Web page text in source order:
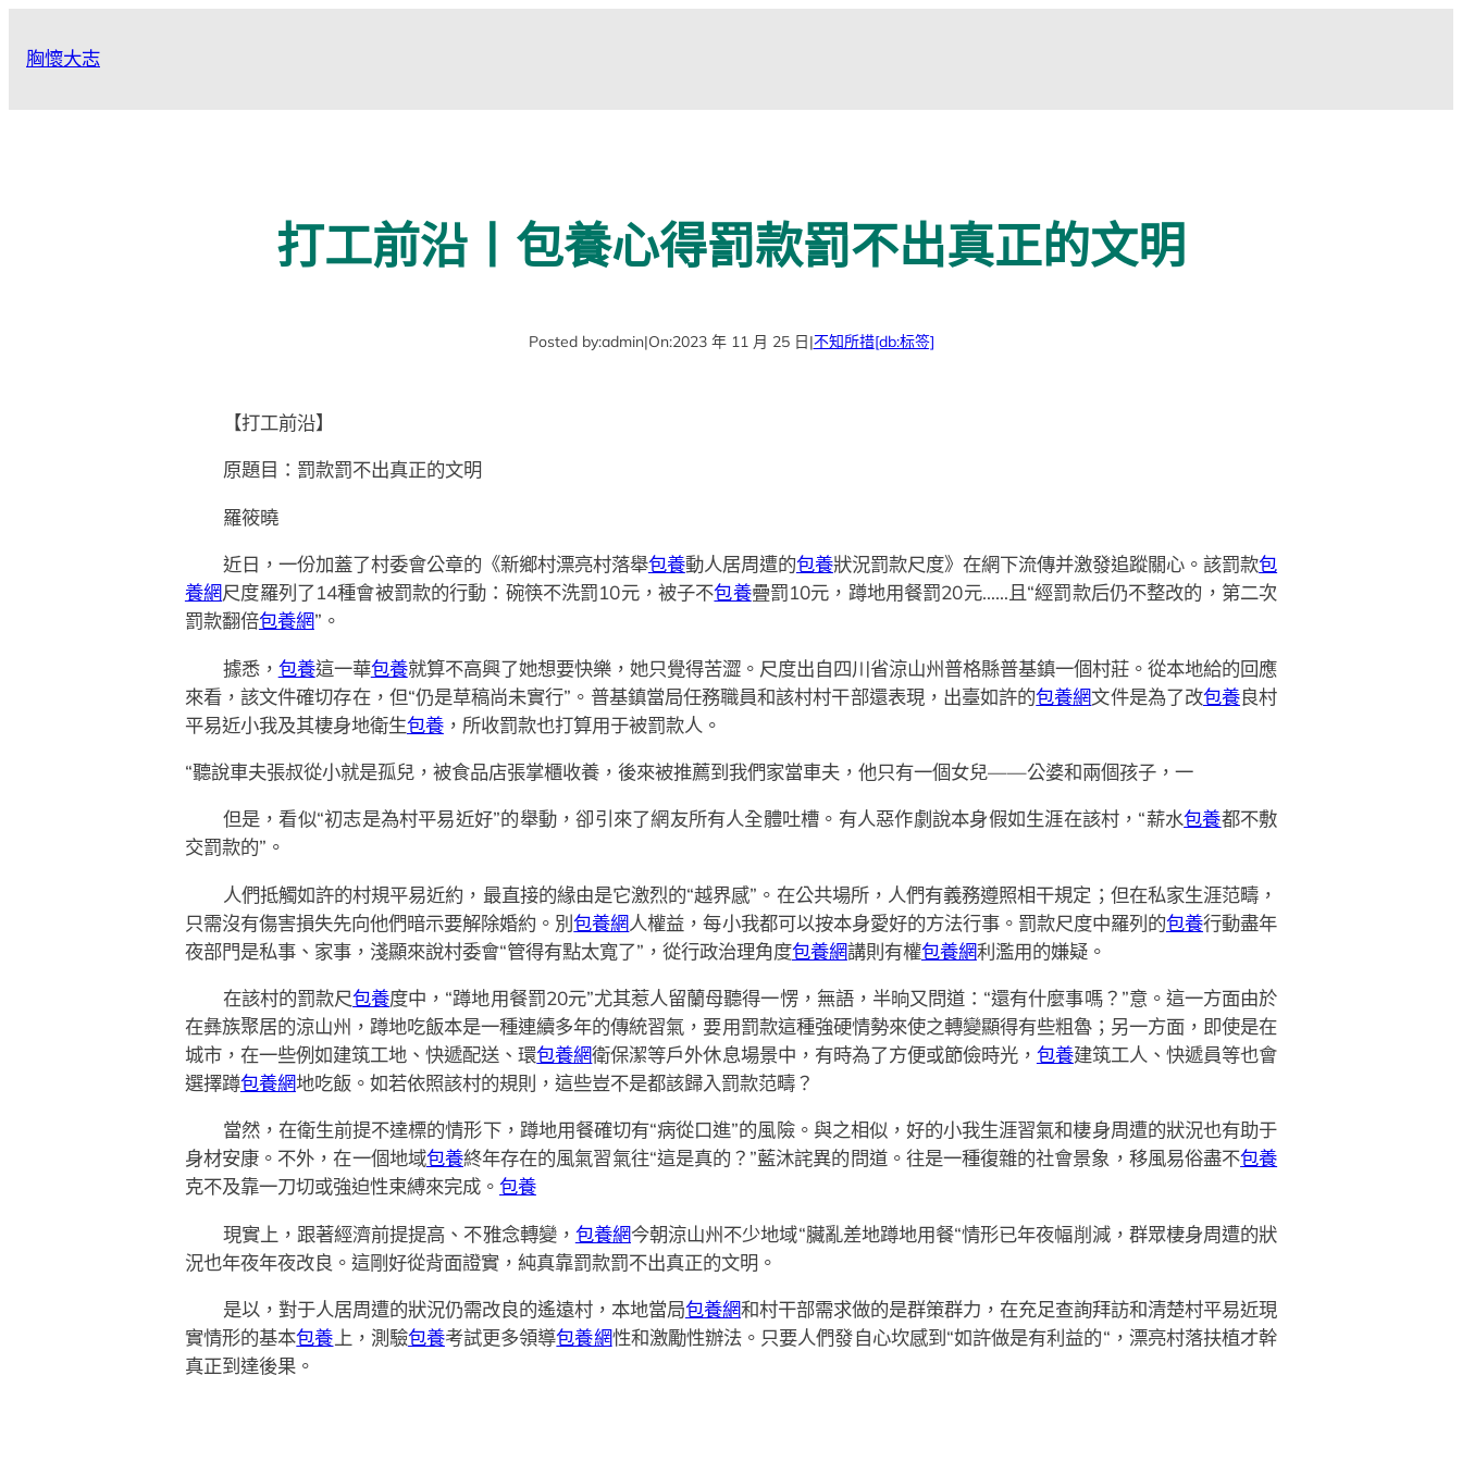
胸懷大志
打工前沿丨包養心得罰款罰不出真正的文明
Posted by:admin|On:2023 年 11 月 25 日|不知所措[db:标签]
【打工前沿】
原題目：罰款罰不出真正的文明
羅筱曉
近日，一份加蓋了村委會公章的《新鄉村漂亮村落舉包養動人居周遭的包養狀況罰款尺度》在網下流傳并激發追蹤關心。該罰款包
養網尺度羅列了14種會被罰款的行動：碗筷不洗罰10元，被子不包養疊罰10元，蹲地用餐罰20元……且“經罰款后仍不整改的，第二次
罰款翻倍包養網”。
據悉， 包養這一華包養就算不高興了她想要快樂，她只覺得苦澀。尺度出自四川省涼山州普格縣普基鎮一個村莊。從本地給的回應
來看，該文件確切存在，但“仍是草稿尚未實行”。普基鎮當局任務職員和該村村干部還表現，出臺如許的包養網文件是為了改包養良村
平易近小我及其棲身地衛生包養，所收罰款也打算用于被罰款人。
“聽說車夫張叔從小就是孤兒，被食品店張掌櫃收養，後來被推薦到我們家當車夫，他只有一個女兒——公婆和兩個孩子，一
但是，看似“初志是為村平易近好”的舉動，卻引來了網友所有人全體吐槽。有人惡作劇說本身假如生涯在該村，“薪水包養都不敷
交罰款的”。
人們抵觸如許的村規平易近約，最直接的緣由是它激烈的“越界感”。在公共場所，人們有義務遵照相干規定；但在私家生涯范疇，
只需沒有傷害損失先向他們暗示要解除婚約。別包養網人權益，每小我都可以按本身愛好的方法行事。罰款尺度中羅列的包養行動盡年
夜部門是私事、家事，淺顯來說村委會“管得有點太寬了”，從行政治理角度包養網講則有權包養網利濫用的嫌疑。
在該村的罰款尺包養度中，“蹲地用餐罰20元”尤其惹人留蘭母聽得一愣，無語，半晌又問道：“還有什麼事嗎？”意。這一方面由於
在彝族聚居的涼山州，蹲地吃飯本是一種連續多年的傳統習氣，要用罰款這種強硬情勢來使之轉變顯得有些粗魯；另一方面，即使是在
城市，在一些例如建筑工地、快遞配送、環包養網衛保潔等戶外休息場景中，有時為了方便或節儉時光， 包養建筑工人、快遞員等也會
選擇蹲包養網地吃飯。如若依照該村的規則，這些豈不是都該歸入罰款范疇？
當然，在衛生前提不達標的情形下，蹲地用餐確切有“病從口進”的風險。與之相似，好的小我生涯習氣和棲身周遭的狀況也有助于
身材安康。不外，在一個地域包養終年存在的風氣習氣往“這是真的？”藍沐詫異的問道。往是一種復雜的社會景象，移風易俗盡不包養
克不及靠一刀切或強迫性束縛來完成。 包養
現實上，跟著經濟前提提高、不雅念轉變， 包養網今朝涼山州不少地域“臟亂差地蹲地用餐“情形已年夜幅削減，群眾棲身周遭的狀
況也年夜年夜改良。這剛好從背面證實，純真靠罰款罰不出真正的文明。
是以，對于人居周遭的狀況仍需改良的遙遠村，本地當局包養網和村干部需求做的是群策群力，在充足查詢拜訪和清楚村平易近現
實情形的基本包養 上，測驗包養考試更多領導包養網性和激勵性辦法。只要人們發自心坎感到“如許做是有利益的“，漂亮村落扶植才幹
真正到達後果。